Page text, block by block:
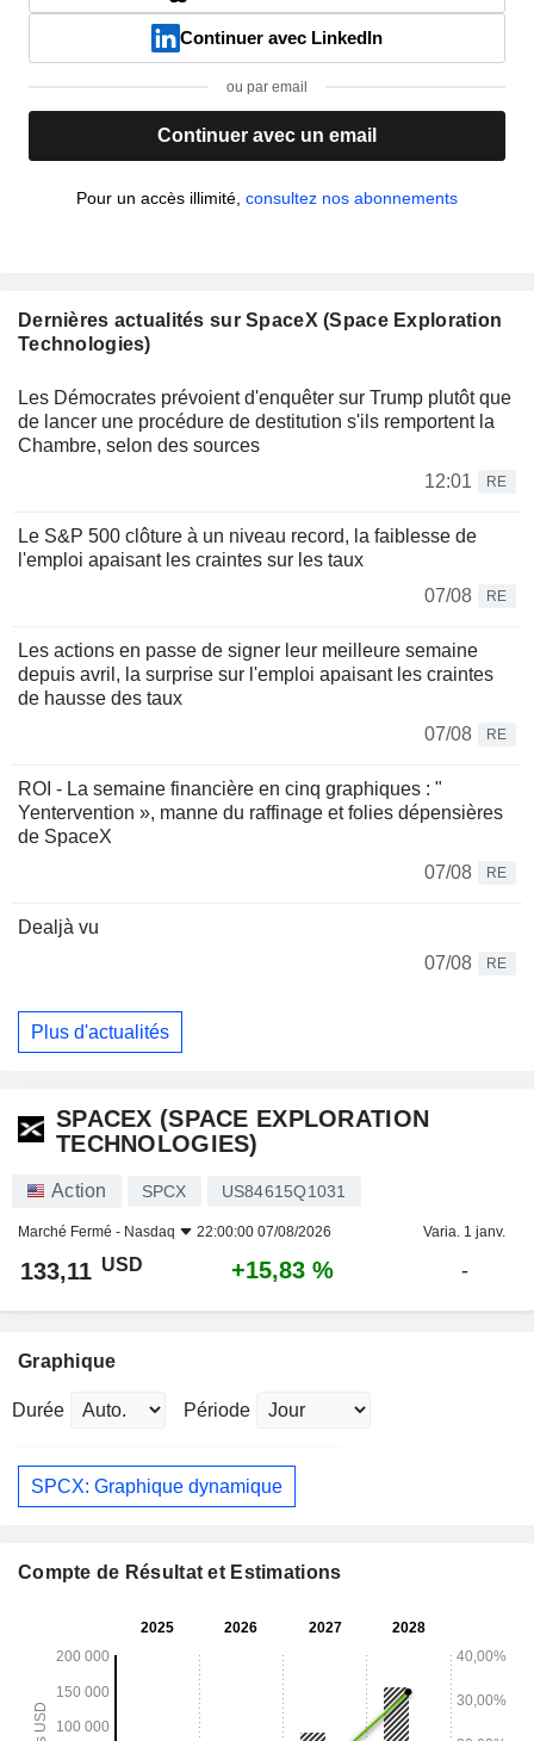
Continuer avec LinkedIn
ou par email
Continuer avec un email
Pour un accès illimité, consultez nos abonnements
Dernières actualités sur SpaceX (Space Exploration
Technologies)
Les Démocrates prévoient d'enquêter sur Trump plutôt que
de lancer une procédure de destitution s'ils remportent la
Chambre, selon des sources
12:01
RE
Le S&P 500 clôture à un niveau record, la faiblesse de
l'emploi apaisant les craintes sur les taux
07/08
RE
Les actions en passe de signer leur meilleure semaine
depuis avril, la surprise sur l'emploi apaisant les craintes
de hausse des taux
07/08
RE
ROI - La semaine financière en cinq graphiques : "
Yentervention », manne du raffinage et folies dépensières
de SpaceX
07/08
RE
Dealjà vu
07/08
RE
Plus d'actualités
SPACEX (SPACE EXPLORATION
TECHNOLOGIES)
Action SPCX US84615Q1031
Marché Fermé - Nasdaq 22:00:00 07/08/2026 Varia. 1 janv.
133,11 USD +15,83 % -
Graphique
Durée Période
SPCX: Graphique dynamique
Compte de Résultat et Estimations